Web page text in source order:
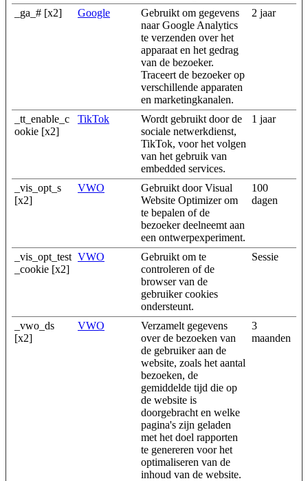
_ga_# [x2] Google
Gebruikt om gegevens
naar Google Analytics
te verzenden over het
apparaat en het gedrag
van de bezoeker.
Traceert de bezoeker op
verschillende apparaten
en marketingkanalen.
2 jaar
_tt_enable_c
ookie [x2]
TikTok
Wordt gebruikt door de
sociale netwerkdienst,
TikTok, voor het volgen
van het gebruik van
embedded services.
1 jaar
_vis_opt_s
[x2]
VWO
Gebruikt door Visual
Website Optimizer om
te bepalen of de
bezoeker deelneemt aan
een ontwerpexperiment.
100
dagen
_vis_opt_test
_cookie [x2]
VWO
Gebruikt om te
controleren of de
browser van de
gebruiker cookies
ondersteunt.
Sessie
_vwo_ds
[x2]
VWO
Verzamelt gegevens
over de bezoeken van
de gebruiker aan de
website, zoals het aantal
bezoeken, de
gemiddelde tijd die op
de website is
doorgebracht en welke
pagina's zijn geladen
met het doel rapporten
te genereren voor het
optimaliseren van de
inhoud van de website.
3
maanden